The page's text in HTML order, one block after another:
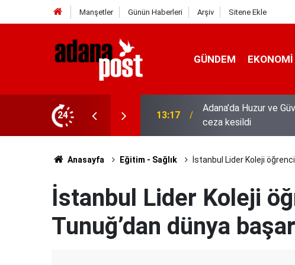
Manşetler Günün Haberleri Arşiv Sitene Ekle
GÜNDEM EKONOMI
24
yakalandı, 3 milyon 924 bin TL
13:01 52 yıldır el emeğiyle
Anasayfa Eğitim - Sağlık İstanbul Lider Koleji
İstanbul Lider Koleji
Tunuğ’dan dünya